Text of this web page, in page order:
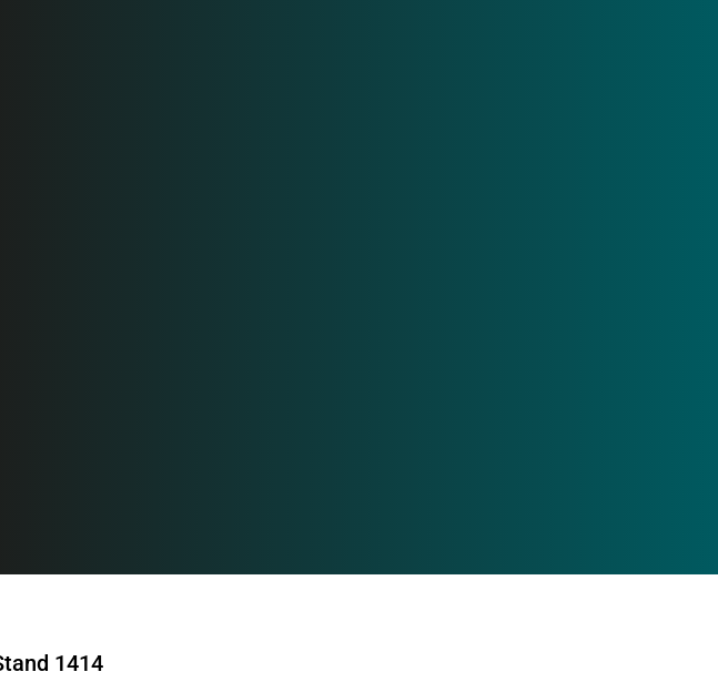
1414